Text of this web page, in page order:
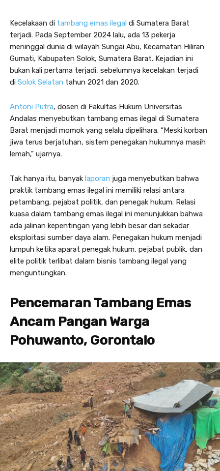
Kecelakaan di tambang emas ilegal di Sumatera Barat
terjadi. Pada September 2024 lalu, ada 13 pekerja
meninggal dunia di wilayah Sungai Abu, Kecamatan Hiliran
Gumati, Kabupaten Solok, Sumatera Barat. Kejadian ini
bukan kali pertama terjadi, sebelumnya kecelakan terjadi
di Solok Selatan tahun 2021 dan 2020.
Antoni Putra, dosen di Fakultas Hukum Universitas
Andalas menyebutkan tambang emas ilegal di Sumatera
Barat menjadi momok yang selalu dipelihara. “Meski korban
jiwa terus berjatuhan, sistem penegakan hukumnya masih
lemah,” ujarnya.
Tak hanya itu, banyak laporan juga menyebutkan bahwa
praktik tambang emas ilegal ini memiliki relasi antara
petambang, pejabat politik, dan penegak hukum. Relasi
kuasa dalam tambang emas ilegal ini menunjukkan bahwa
ada jalinan kepentingan yang lebih besar dari sekadar
eksploitasi sumber daya alam. Penegakan hukum menjadi
lumpuh ketika aparat penegak hukum, pejabat publik, dan
elite politik terlibat dalam bisnis tambang ilegal yang
menguntungkan.
Pencemaran Tambang Emas
Ancam Pangan Warga
Pohuwanto, Gorontalo